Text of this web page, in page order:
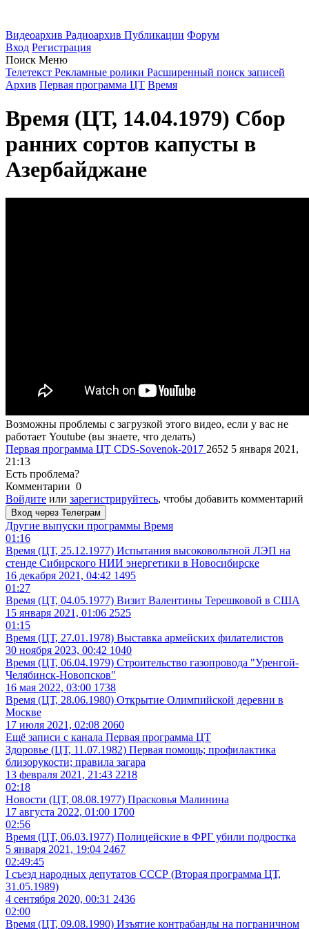
Видеоархив Радиоархив Публикации Форум
Вход Регистрация
Поиск Меню
Телетекст Рекламные ролики Расширенный поиск записей
Архив Первая программа ЦТ Время
Время (ЦТ, 14.04.1979) Сбор
ранних сортов капусты в
Азербайджане
Возможны проблемы с загрузкой этого видео, если у вас не
работает Youtube (вы знаете, что делать)
Первая программа ЦТ CDS-Sovenok-2017 2652 5 января 2021,
21:13
Есть проблема?
Комментарии 0
Войдите или зарегистрируйтесь, чтобы добавить комментарий
Вход через Телеграм
Другие выпуски программы Время
01:16
Время (ЦТ, 25.12.1977) Испытания высоковольтной ЛЭП на
стенде Сибирского НИИ энергетики в Новосибирске
16 декабря 2021, 04:42 1495
01:27
Время (ЦТ, 04.05.1977) Визит Валентины Терешковой в США
15 января 2021, 01:06 2525
01:15
Время (ЦТ, 27.01.1978) Выставка армейских филателистов
30 ноября 2023, 00:42 1040
Время (ЦТ, 06.04.1979) Строительство газопровода "Уренгой-
Челябинск-Новопсков"
16 мая 2022, 03:00 1738
Время (ЦТ, 28.06.1980) Открытие Олимпийской деревни в
Москве
17 июля 2021, 02:08 2060
Ещё записи с канала Первая программа ЦТ
Здоровье (ЦТ, 11.07.1982) Первая помощь; профилактика
близорукости; правила загара
13 февраля 2021, 21:43 2218
02:18
Новости (ЦТ, 08.08.1977) Прасковья Малинина
17 августа 2022, 01:00 1700
02:56
Время (ЦТ, 06.03.1977) Полицейские в ФРГ убили подростка
5 января 2021, 19:04 2467
02:49:45
I съезд народных депутатов СССР (Вторая программа ЦТ,
31.05.1989)
4 сентября 2020, 00:31 2436
02:00
Время (ЦТ, 09.08.1990) Изъятие контрабанды на пограничном